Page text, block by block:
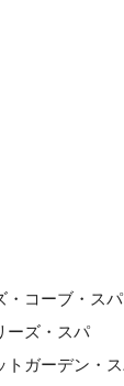
・コーブ・スパ
ーズ・スパ
トガーデン・